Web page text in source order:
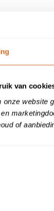
van
onze website
of